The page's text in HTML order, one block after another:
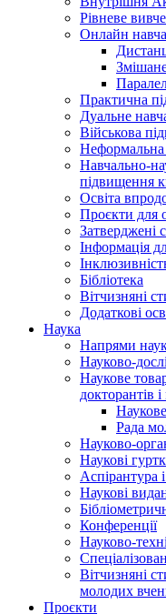
Рівневе
Онлайн
Практична
Дуальне
Військова
Неформальна
Навчально-
підвищення
Освіта
Проєкти для
Затверджені
Інформація
Бібліотека
Вітчизняні
Додаткові
Наука
Напрями
Науково-
Наукове
докторантів
Рада
Науково-
Наукові
Аспірантура
Наукові
Конференції
Науково-
Вітчизняні
молодих
Проєкти